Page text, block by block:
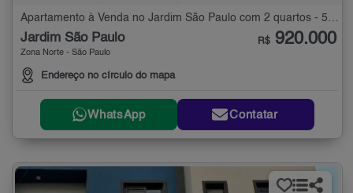
Apartamento à Venda no Jardim São Paulo com 2 quartos - 55 m²
Jardim São Paulo
Zona Norte - São Paulo
Endereço no círculo do mapa
R$ 920.000
WhatsApp Contatar